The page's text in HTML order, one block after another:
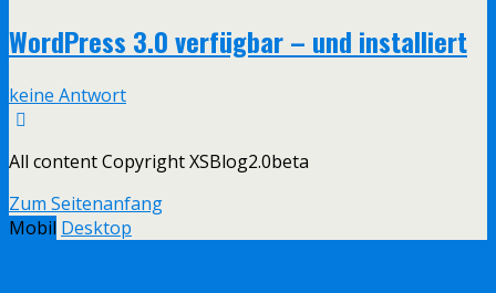
WordPress 3.0 verfügbar – und installiert
keine Antwort
All content Copyright XSBlog2.0beta
Zum Seitenanfang
Mobil Desktop